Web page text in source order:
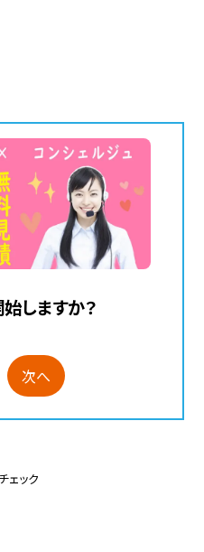
しますか？
次へ
ェック